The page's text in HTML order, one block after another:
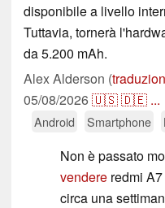
disponibile a livello
Tuttavia, tornerà
da 5.200 mAh.
Alex Alderson (
05/08/2026🇺🇸🇩🇪 ...
Android Smartphone
Non è passato
vendere redmi
circa una